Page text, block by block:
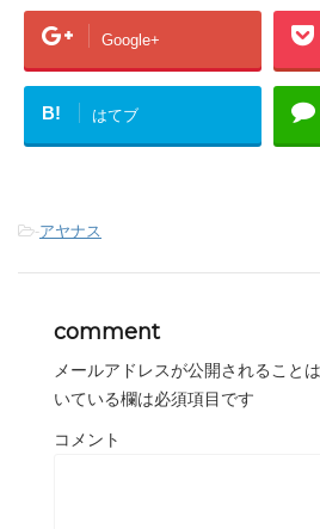
Google+
B! はてブ
-アヤナス
comment
メールアドレスが公開されること
いている欄は必須項目です
コメント